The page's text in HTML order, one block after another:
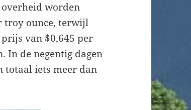
worden
troy ounce, terwijl
van $0,645 per
In de negentig dagen
totaal iets meer dan